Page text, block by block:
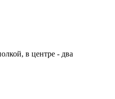
в центре - два